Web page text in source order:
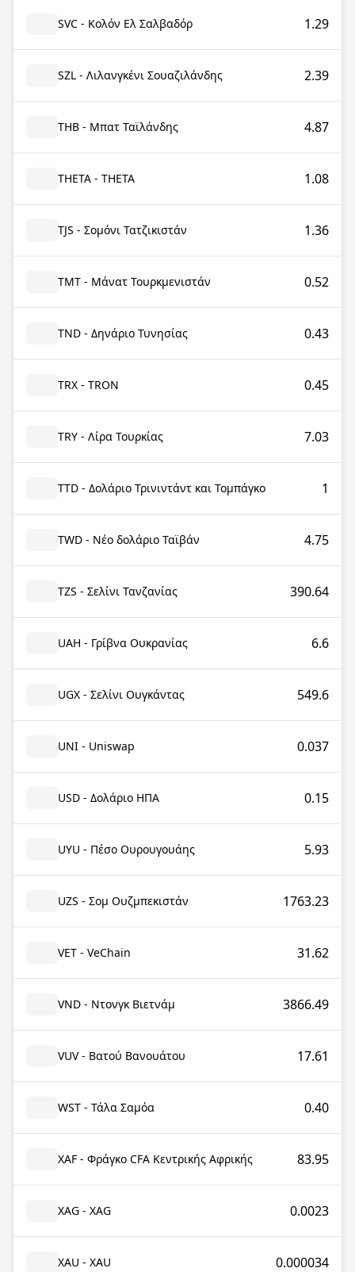
SVC - Κολόν Ελ Σαλβαδόρ 1.29
SZL - Λιλανγκένι Σουαζιλάνδης 2.39
THB - Μπατ Ταϊλάνδης 4.87
THETA - THETA 1.08
TJS - Σομόνι Τατζικιστάν 1.36
TMT - Μάνατ Τουρκμενιστάν 0.52
TND - Δηνάριο Τυνησίας 0.43
TRX - TRON 0.45
TRY - Λίρα Τουρκίας 7.03
TTD - Δολάριο Τρινιντάντ και Τομπάγκο 1
TWD - Νέο δολάριο Ταϊβάν 4.75
TZS - Σελίνι Τανζανίας 390.64
UAH - Γρίβνα Ουκρανίας 6.6
UGX - Σελίνι Ουγκάντας 549.6
UNI - Uniswap 0.037
USD - Δολάριο ΗΠΑ 0.15
UYU - Πέσο Ουρουγουάης 5.93
UZS - Σομ Ουζμπεκιστάν 1763.23
VET - VeChain 31.62
VND - Ντονγκ Βιετνάμ 3866.49
VUV - Βατού Βανουάτου 17.61
WST - Τάλα Σαμόα 0.40
XAF - Φράγκο CFA Κεντρικής Αφρικής 83.95
XAG - XAG 0.0023
XAU - XAU 0.000034